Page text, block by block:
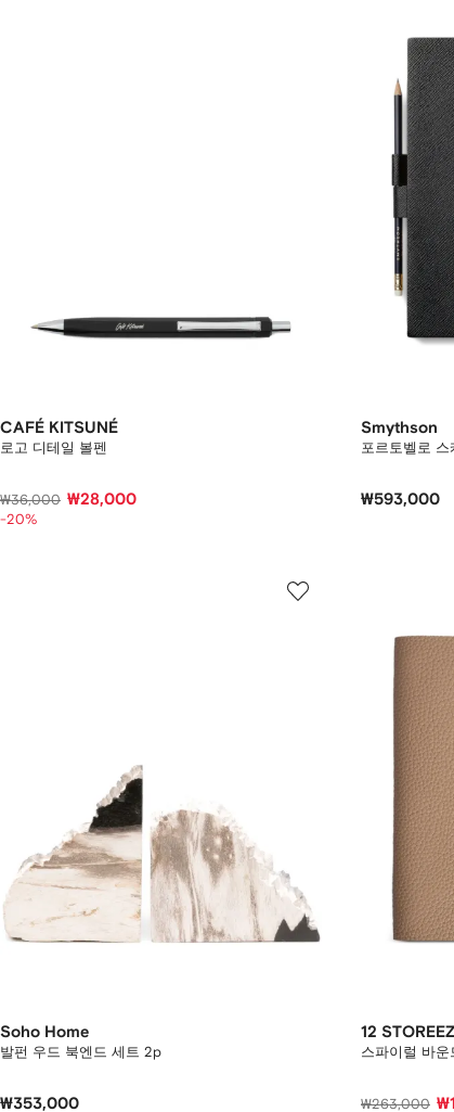
CAFÉ KITSUNÉ
로고 디테일 볼펜
₩36,000 ₩28,000
-20%
Smythson
포르토벨로 스
₩593,000
Soho Home
발펀 우드 북엔드 세트 2p
₩353,000
12 STOREEZ
스파이럴 바운
₩263,000